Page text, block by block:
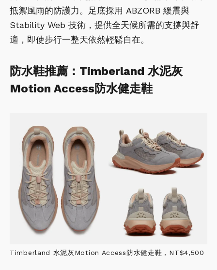
抵禦風雨的防護力。足底採用 ABZORB 緩震與
Stability Web 技術，提供全天候所需的支撐與舒
適，即使步行一整天依然輕鬆自在。
防水鞋推薦：Timberland 水泥灰
Motion Access防水健走鞋
Timberland 水泥灰Motion Access防水健走鞋，NT$4,500